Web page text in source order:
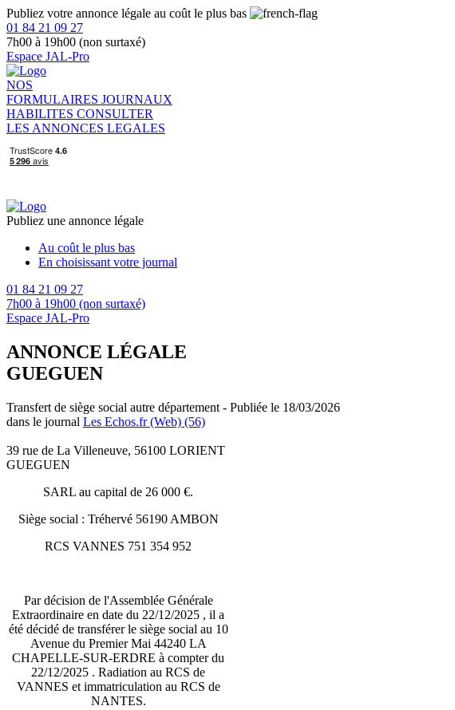
Publiez votre annonce légale au coût le plus bas
01 84 21 09 27
7h00 à 19h00 (non surtaxé)
Espace JAL-Pro
NOS
FORMULAIRES JOURNAUX
HABILITES CONSULTER
LES ANNONCES LEGALES
Publiez une annonce légale
Au coût le plus bas
En choisissant votre journal
01 84 21 09 27
7h00 à 19h00 (non surtaxé)
Espace JAL-Pro
ANNONCE LÉGALE
GUEGUEN
Transfert de siège social autre département - Publiée le 18/03/2026
dans le journal Les Echos.fr (Web) (56)
39 rue de La Villeneuve, 56100 LORIENT
GUEGUEN
SARL au capital de 26 000 €.
Siège social : Tréhervé 56190 AMBON
RCS VANNES 751 354 952
Par décision de l'Assemblée Générale
Extraordinaire en date du 22/12/2025 , il a
été décidé de transférer le siège social au 10
Avenue du Premier Mai 44240 LA
CHAPELLE-SUR-ERDRE à compter du
22/12/2025 . Radiation au RCS de
VANNES et immatriculation au RCS de
NANTES.